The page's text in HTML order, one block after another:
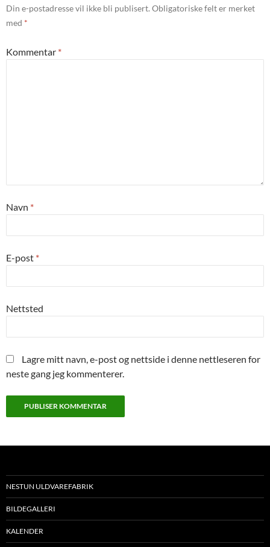
Din e-postadresse vil ikke bli publisert.Obligatoriske felt er merket
med *
Kommentar *
Navn *
E-post *
Nettsted
Lagre mitt navn, e-post og nettside i denne nettleseren for
neste gang jeg kommenterer.
NESTUN ULDVAREFABRIK
BILDEGALLERI
KALENDER